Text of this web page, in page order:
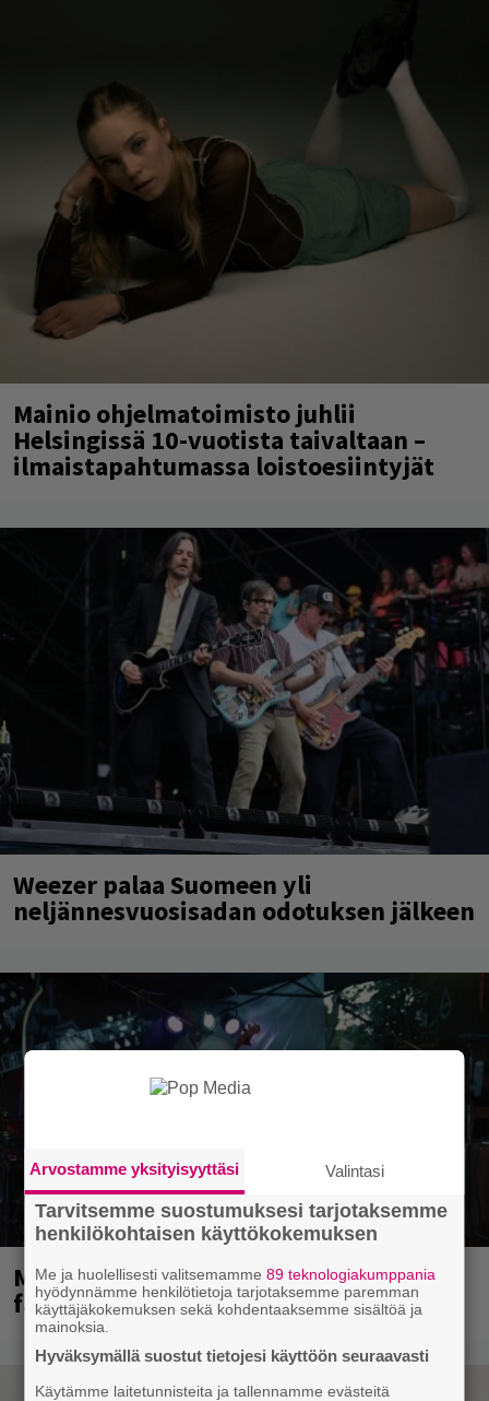
Mainio ohjelmatoimisto juhlii
Helsingissä 10-vuotista taivaltaan –
ilmaistapahtumassa loistoesiintyjät
Weezer palaa Suomeen yli
neljännesvuosisadan odotuksen jälkeen
Mainioita uutisia Remu Aaltosen
faneille
Arvostamme yksityisyyttäsi Valintasi
Tarvitsemme suostumuksesi tarjotaksemme
henkilökohtaisen käyttökokemuksen
Me ja huolellisesti valitsemamme89 teknologiakumppania
hyödynnämme henkilötietoja tarjotaksemme paremman
käyttäjäkokemuksen sekä kohdentaaksemme sisältöä ja
mainoksia.
Hyväksymällä suostut tietojesi käyttöön seuraavasti
Käytämme laitetunnisteita ja tallennamme evästeitä